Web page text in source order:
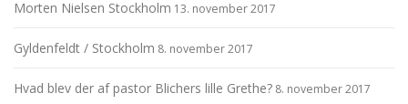
Morten Nielsen Stockholm 13. november 2017
Gyldenfeldt / Stockholm 8. november 2017
Hvad blev der af pastor Blichers lille Grethe? 8. november 2017